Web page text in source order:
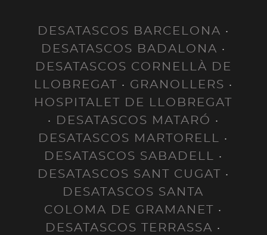
DESATASCOS BARCELONA ·
DESATASCOS BADALONA ·
DESATASCOS CORNELLÀ DE
LLOBREGAT
· GRANOLLERS ·
HOSPITALET DE LLOBREGAT
·
DESATASCOS MATARÓ ·
DESATASCOS MARTORELL ·
DESATASCOS SABADELL ·
DESATASCOS SANT CUGAT
·
DESATASCOS SANTA
COLOMA DE GRAMANET
·
DESATASCOS TERRASSA ·